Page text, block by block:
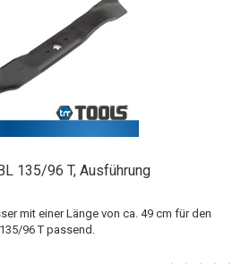
135/96 T, Ausführung
mit einer Länge von ca. 49 cm für den
96 T passend.